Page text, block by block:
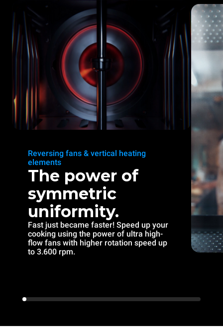
Reversing fans & vertical heating
elements
The power of
symmetric
uniformity.
Fast just became faster! Speed up your
cooking using the power of ultra high-
flow fans with higher rotation speed up
to 3.600 rpm.